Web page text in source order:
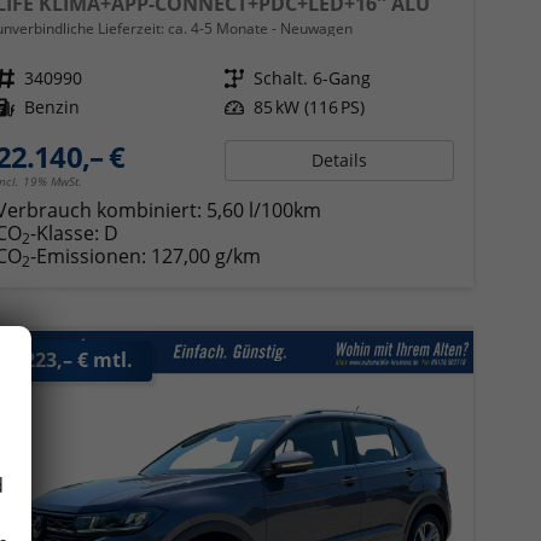
Lieferzeit: ca. 4-5 Monate Neuwagen
Fahrzeugnr. 340990 Getriebe Schalt. 6-Gang
Kraftstoff Benzin Leistung 85 kW (116 PS)
€
19% MwSt.
Details
kombiniert: 5,60 l/100km
2-Klasse: D
2-Emissionen: 127,00 g/km
ab 223,– € mtl.